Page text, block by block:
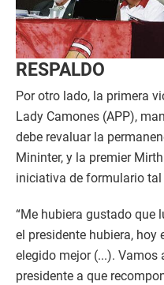
RESPALDO
Por otro lado, la primera
Lady Camones (APP),
debe revaluar la
Mininter, y la premier
iniciativa de formulario tal
“Me hubiera gustado que
el presidente hubiera, hoy
elegido mejor (...). Vamos
presidente a que